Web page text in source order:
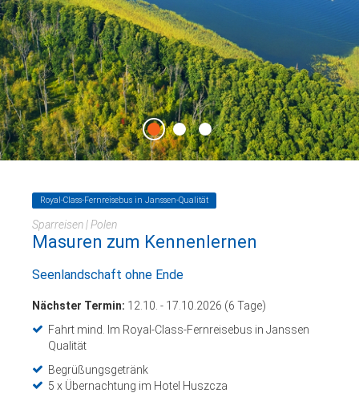
Royal-Class-Fernreisebus in Janssen-Qualität
Sparreisen | Polen
Masuren zum Kennenlernen
Seenlandschaft ohne Ende
Nächster Termin: 12.10. - 17.10.2026 (6 Tage)
Fahrt mind. Im Royal-Class-Fernreisebus in Janssen
Qualität
Begrüßungsgetränk
5 x Übernachtung im Hotel Huszcza